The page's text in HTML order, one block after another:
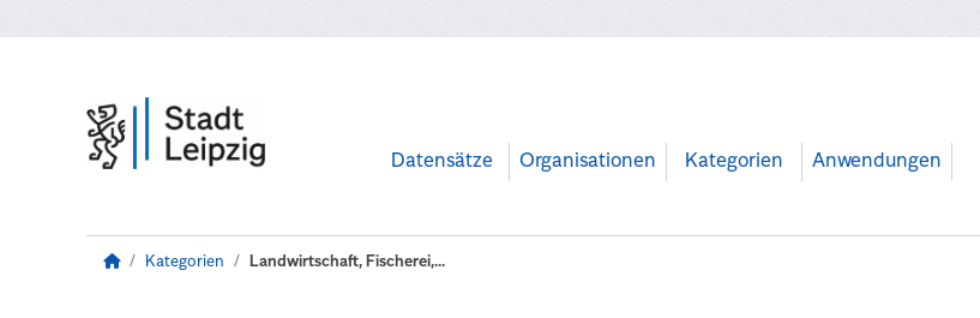
Datensätze Organisationen Kategorien Anwendungen
Kategorien Landwirtschaft, Fischerei,...